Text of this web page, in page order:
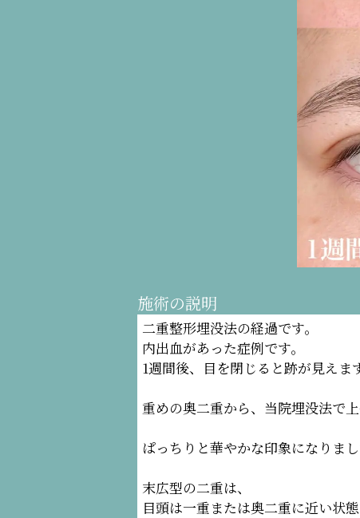
施術の説明
二重整形埋没法の経過です。
内出血があった症例です。
1週間後、目を閉じると跡が見えま
重めの奥二重から、当院埋没法で
ぱっちりと華やかな印象になりまし
末広型の二重は、
目頭は一重または奥二重に近い状